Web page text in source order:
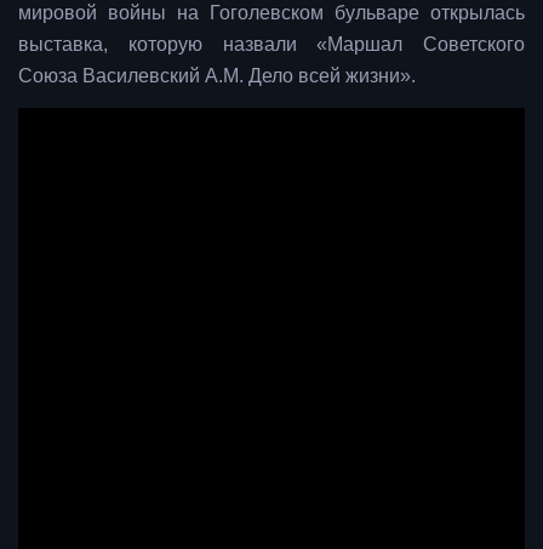
мировой войны на Гоголевском бульваре открылась
выставка, которую назвали «Маршал Советского
Союза Василевский А.М. Дело всей жизни».